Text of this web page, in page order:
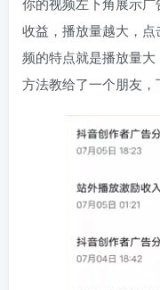
收益，播放量越大，
频的特点就是播放量
方法教给了一个朋友